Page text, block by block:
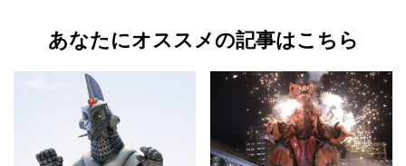
あなたにオススメの記事はこちら